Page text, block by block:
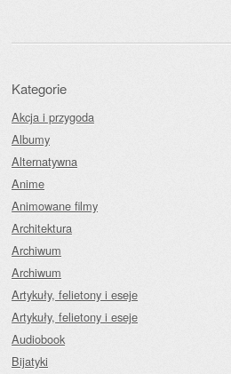
Kategorie
Akcja i przygoda
Albumy
Alternatywna
Anime
Animowane filmy
Architektura
Archiwum
Archiwum
Artykuły, felietony i eseje
Artykuły, felietony i eseje
Audiobook
Bijatyki